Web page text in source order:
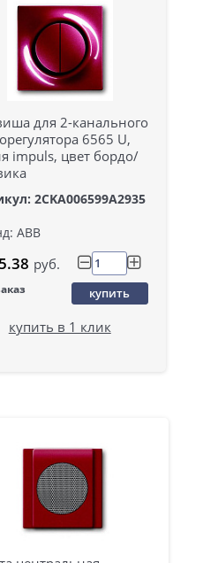
для 2-канального
6565 U,
impuls, цвет бордо/
2CKA006599A2935
ABB
руб.
купить
купить в 1 клик